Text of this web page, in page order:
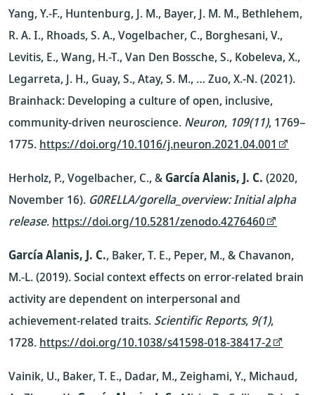
Yang, Y.-F., Huntenburg, J. M., Bayer, J. M. M., Bethlehem,
R. A. I., Rhoads, S. A., Vogelbacher, C., Borghesani, V.,
Levitis, E., Wang, H.-T., Van Den Bossche, S., Kobeleva, X.,
Legarreta, J. H., Guay, S., Atay, S. M., … Zuo, X.-N. (2021).
Brainhack: Developing a culture of open, inclusive,
community-driven neuroscience. Neuron, 109(11), 1769–
1775. https://doi.org/10.1016/j.neuron.2021.04.001
Herholz, P., Vogelbacher, C., & García Alanis, J. C. (2020,
November 16). G0RELLA/gorella_overview: Initial alpha
release. https://doi.org/10.5281/zenodo.4276460
García Alanis, J. C., Baker, T. E., Peper, M., & Chavanon,
M.-L. (2019). Social context effects on error-related brain
activity are dependent on interpersonal and
achievement-related traits. Scientific Reports, 9(1),
1728. https://doi.org/10.1038/s41598-018-38417-2
Vainik, U., Baker, T. E., Dadar, M., Zeighami, Y., Michaud,